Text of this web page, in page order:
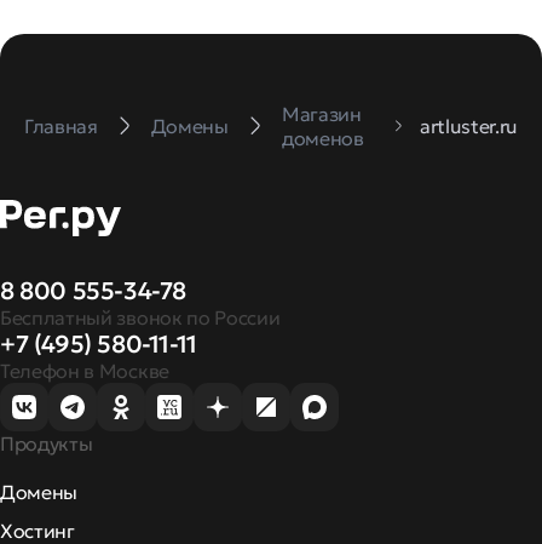
Главная Домены
Магазин
доменов
artluster.ru
8 800 555-34-78
Бесплатный звонок по России
+7 (495) 580-11-11
Телефон в Москве
Продукты
Домены
Хостинг